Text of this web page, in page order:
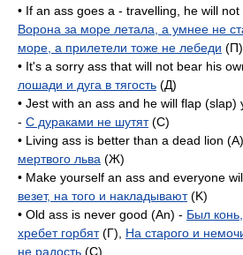
• If an ass goes a - travelling, he will
Ворона за море летала, а умнее не
море, а прилетели тоже не лебеди (П)
• It's a sorry ass that will not bear his
лошади и дуга в тягость (Д)
• Jest with an ass and he will flap
- С дураками не шутят(C)
• Living ass is better than a dead lion
мертвого льва (Ж)
• Make yourself an ass and everyone
везет, на того и накладывают(K)
• Old ass is never good (An) - Был
хребет горбят(Г), На старого и
не радость (C)